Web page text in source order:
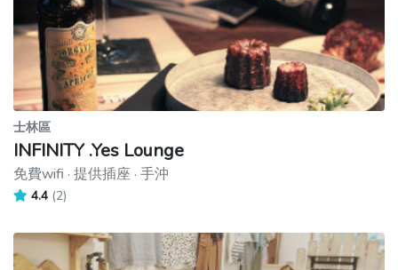
士林區
INFINITY .Yes Lounge
免費wifi · 提供插座 · 手沖
4.4 (2)